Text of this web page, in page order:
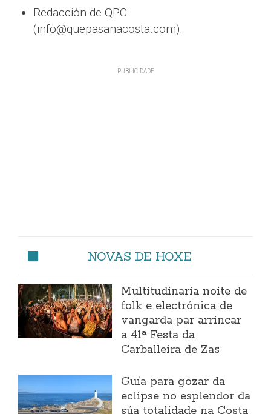
Redacción de QPC
(info@quepasanacosta.com).
NOVAS DE HOXE
Multitudinaria noite de
folk e electrónica de
vangarda par arrincar
a 41ª Festa da
Carballeira de Zas
Guía para gozar da
eclipse no esplendor da
súa totalidade na Costa